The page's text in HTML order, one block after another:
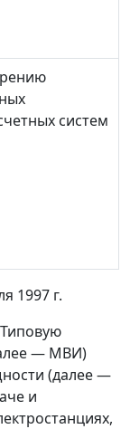
систем
1997 г.
— МВИ)
(далее—
и